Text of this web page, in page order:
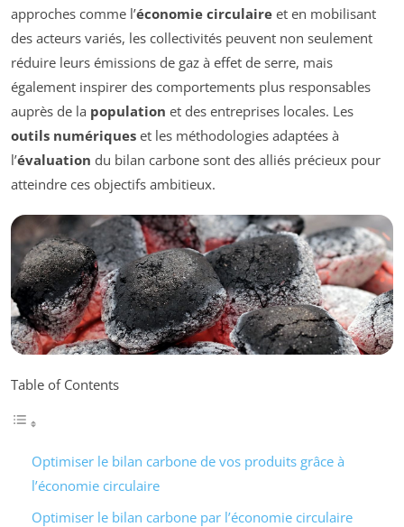
approches comme l’économie circulaire et en mobilisant
des acteurs variés, les collectivités peuvent non seulement
réduire leurs émissions de gaz à effet de serre, mais
également inspirer des comportements plus responsables
auprès de la population et des entreprises locales. Les
outils numériques et les méthodologies adaptées à
l’évaluation du bilan carbone sont des alliés précieux pour
atteindre ces objectifs ambitieux.
Table of Contents
Optimiser le bilan carbone de vos produits grâce à
l’économie circulaire
Optimiser le bilan carbone par l’économie circulaire